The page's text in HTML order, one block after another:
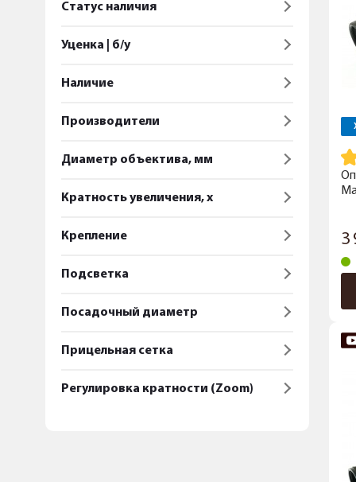
Статус наличия
Уценка | б/у
Наличие
Производители
Диаметр объектива, мм
Кратность увеличения, x
Крепление
Подсветка
Посадочный диаметр
Прицельная сетка
Регулировка кратности (Zoom)
3